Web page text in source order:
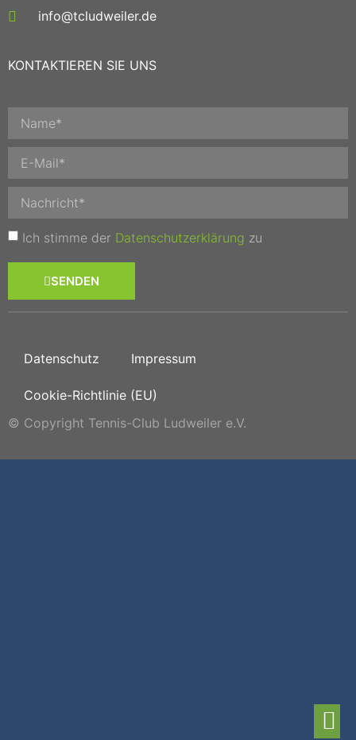
info@tcludweiler.de
KONTAKTIEREN SIE UNS
Ich stimme der Datenschutzerklärung zu
SENDEN
Datenschutz Impressum
Cookie-Richtlinie (EU)
© Copyright Tennis-Club Ludweiler e.V.